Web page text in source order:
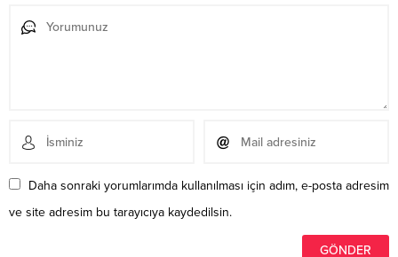
Daha sonraki yorumlarımda kullanılması için adım, e-posta adresim
ve site adresim bu tarayıcıya kaydedilsin.